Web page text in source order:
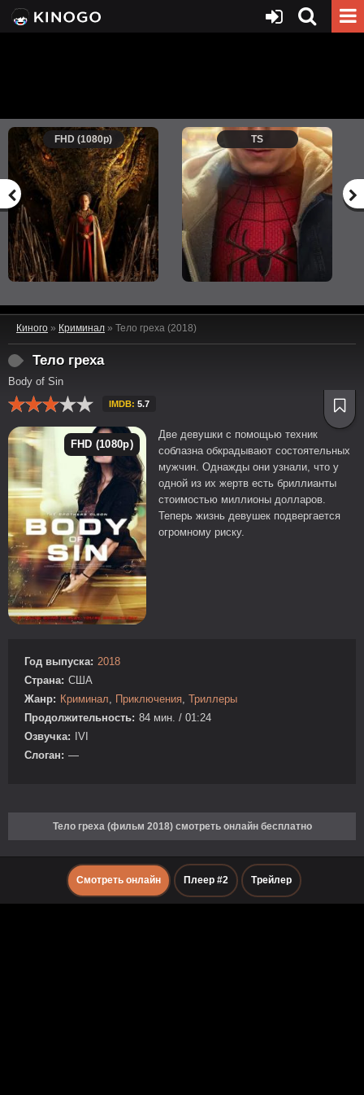
FHD (1080p) TS
Киного » Криминал » Тело греха (2018)
Тело греха
Body of Sin
IMDB: 5.7
FHD (1080p)
Две девушки с помощью техник
соблазна обкрадывают состоятельных
мужчин. Однажды они узнали, что у
одной из их жертв есть бриллианты
стоимостью миллионы долларов.
Теперь жизнь девушек подвергается
огромному риску.
Год выпуска: 2018
Страна: США
Жанр: Криминал Приключения Триллеры
Продолжительность: 84 мин. / 01:24
Озвучка:
IVI
Слоган: —
Тело греха (фильм 2018) смотреть онлайн бесплатно
Смотреть онлайн Плеер #2 Трейлер